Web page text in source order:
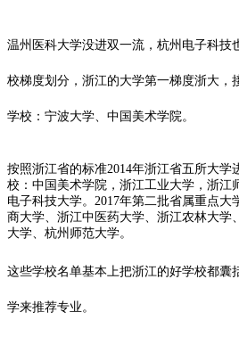
温州医科大学没进双一流，杭州电子科技
校梯度划分，浙江的大学第一梯度浙大，
学校：宁波大学、中国美术学院。
按照浙江省的标准2014年浙江省五所大学
校：中国美术学院， 浙江工业大学 ，浙江
电子科技大学。2017年第二批省属重点
商大学、 浙江中医药大学、浙江农林大学
大学、杭州师范大学。
这些学校名单基本上把浙江的好学校都囊
学来推荐专业。